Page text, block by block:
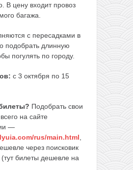
В цену входит провоз
багажа.
с пересадками в
подобрать длинную
погулять по городу.
с 3 октября по 15
Подобрать свои
на сайте
—
rus/main.html
через поисковик
(тут билеты дешевле на